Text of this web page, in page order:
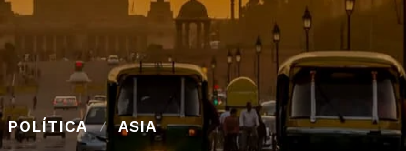
POLÍTICA ASIA